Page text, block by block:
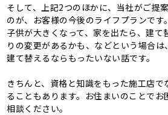
そして、上記2つのほかに、当社がご提
のが、お客様の今後のライフプランです。
子供が大きくなって、家を出たら、建て
りの変更があるかも、などという場合は
建て替えるならもったいない話です。
きちんと、資格と知識をもった施工店で
ることもあります。お住まいのことで
相談ください。